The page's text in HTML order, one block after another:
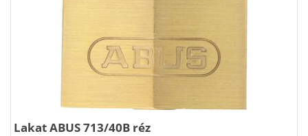
Lakat ABUS 713/40B réz